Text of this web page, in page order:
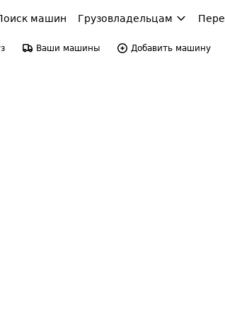
машин Грузовладельцам
Ваши машины Добавить машину